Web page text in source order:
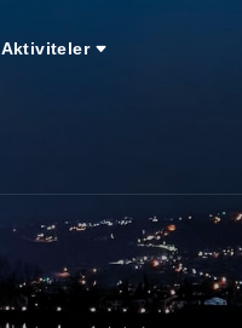
Aktiviteler